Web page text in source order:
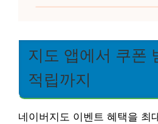
지도 앱에서 쿠폰
적립까지
네이버지도 이벤트 혜택을 최